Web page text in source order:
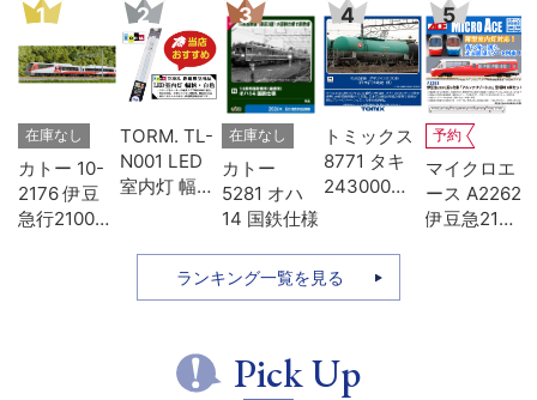
1
在庫なし
カトー 10-
2176 伊豆
急行2100系
2
TORM. TL-
N001 LED
室内灯 幅狭
模型
3
在庫なし
カトー
5281 オハ
14 国鉄仕様
4
トミックス
8771 タキ
243000形
5
予約
マイクロエ
ース A2262
伊豆急2100
ランキング一覧を見る
Pick Up